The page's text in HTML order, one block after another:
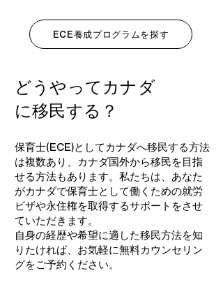
ECE養成プログラムを探す
どうやってカナダ
に移民する？
保育士(ECE)としてカナダへ移民する方法
は複数あり、カナダ国外から移民を目指
せる方法もあります。私たちは、あなた
がカナダで保育士として働くための就労
ビザや永住権を取得するサポートをさせ
ていただきます。
自身の経歴や希望に適した移民方法を知
りたければ、お気軽に無料カウンセリン
グをご予約ください。